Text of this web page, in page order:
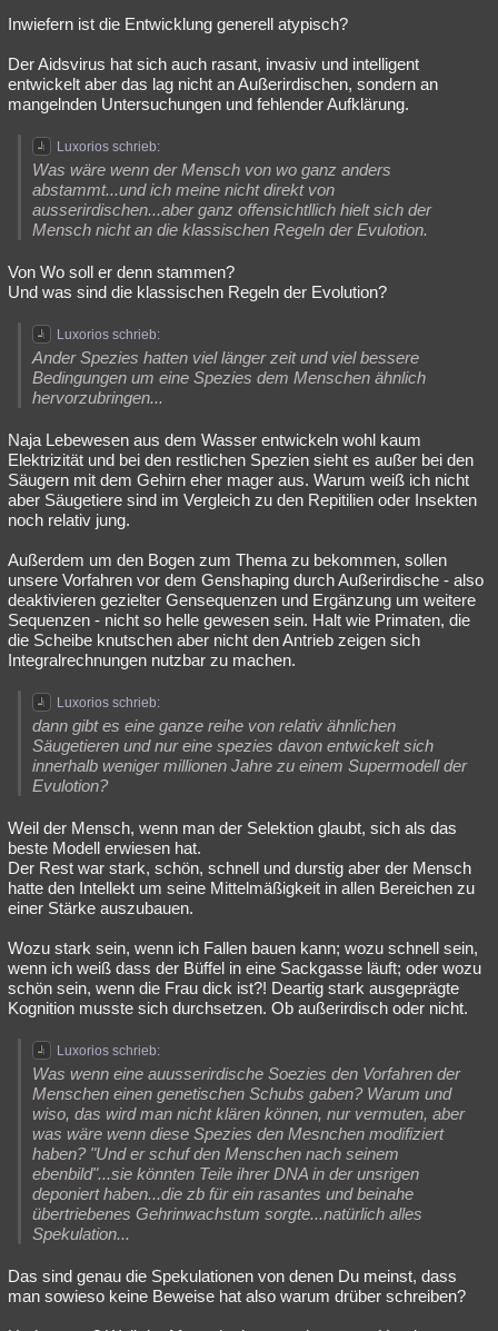
Inwiefern ist die Entwicklung generell atypisch?
Der Aidsvirus hat sich auch rasant, invasiv und intelligent
entwickelt aber das lag nicht an Außerirdischen, sondern an
mangelnden Untersuchungen und fehlender Aufklärung.
Luxorios schrieb:
Was wäre wenn der Mensch von wo ganz anders
abstammt...und ich meine nicht direkt von
ausserirdischen...aber ganz offensichtllich hielt sich der
Mensch nicht an die klassischen Regeln der Evulotion.
Von Wo soll er denn stammen?
Und was sind die klassischen Regeln der Evolution?
Luxorios schrieb:
Ander Spezies hatten viel länger zeit und viel bessere
Bedingungen um eine Spezies dem Menschen ähnlich
hervorzubringen...
Naja Lebewesen aus dem Wasser entwickeln wohl kaum
Elektrizität und bei den restlichen Spezien sieht es außer bei den
Säugern mit dem Gehirn eher mager aus. Warum weiß ich nicht
aber Säugetiere sind im Vergleich zu den Repitilien oder Insekten
noch relativ jung.
Außerdem um den Bogen zum Thema zu bekommen, sollen
unsere Vorfahren vor dem Genshaping durch Außerirdische - also
deaktivieren gezielter Gensequenzen und Ergänzung um weitere
Sequenzen - nicht so helle gewesen sein. Halt wie Primaten, die
die Scheibe knutschen aber nicht den Antrieb zeigen sich
Integralrechnungen nutzbar zu machen.
Luxorios schrieb:
dann gibt es eine ganze reihe von relativ ähnlichen
Säugetieren und nur eine spezies davon entwickelt sich
innerhalb weniger millionen Jahre zu einem Supermodell der
Evulotion?
Weil der Mensch, wenn man der Selektion glaubt, sich als das
beste Modell erwiesen hat.
Der Rest war stark, schön, schnell und durstig aber der Mensch
hatte den Intellekt um seine Mittelmäßigkeit in allen Bereichen zu
einer Stärke auszubauen.
Wozu stark sein, wenn ich Fallen bauen kann; wozu schnell sein,
wenn ich weiß dass der Büffel in eine Sackgasse läuft; oder wozu
schön sein, wenn die Frau dick ist?! Deartig stark ausgeprägte
Kognition musste sich durchsetzen. Ob außerirdisch oder nicht.
Luxorios schrieb:
Was wenn eine auusserirdische Soezies den Vorfahren der
Menschen einen genetischen Schubs gaben? Warum und
wiso, das wird man nicht klären können, nur vermuten, aber
was wäre wenn diese Spezies den Mesnchen modifiziert
haben? "Und er schuf den Menschen nach seinem
ebenbild"...sie könnten Teile ihrer DNA in der unsrigen
deponiert haben...die zb für ein rasantes und beinahe
übertriebenes Gehrinwachstum sorgte...natürlich alles
Spekulation...
Das sind genau die Spekulationen von denen Du meinst, dass
man sowieso keine Beweise hat also warum drüber schreiben?